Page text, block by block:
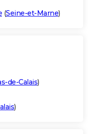
(Seine-et-Marne)
de-Calais)
)